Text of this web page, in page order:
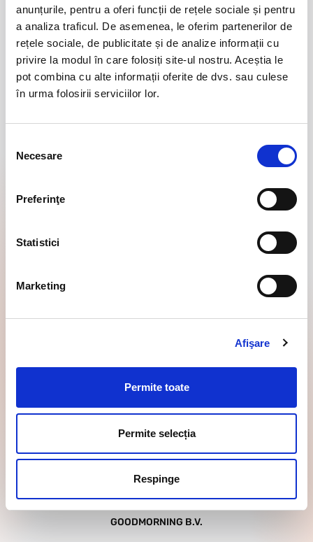
anunțurile, pentru a oferi funcții de rețele sociale și pentru
a analiza traficul. De asemenea, le oferim partenerilor de
rețele sociale, de publicitate și de analize informații cu
privire la modul în care folosiți site-ul nostru. Aceștia le
pot combina cu alte informații oferite de dvs. sau culese
în urma folosirii serviciilor lor.
consimțământului
Necesare
Preferinţe
Statistici
Marketing
Afişare
Permite toate
Permite selecția
Respinge
MERGEȚI RAPID LA
DESPRE GOODMORNING
GOODMORNING B.V.